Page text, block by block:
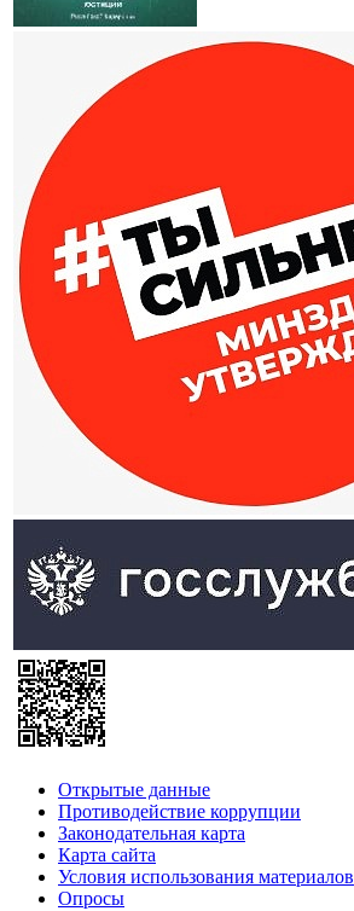
Открытые данные
Противодействие коррупции
Законодательная карта
Карта сайта
Условия использования материалов
Опросы